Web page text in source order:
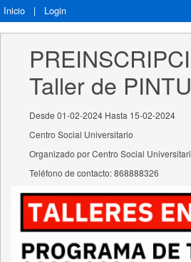
Inicio | Login
Taller de
Desde 01-02-2024 Hasta 15-02-2024
Centro Social Universitario
Organizado por Centro Social
Teléfono de contacto: 868888326